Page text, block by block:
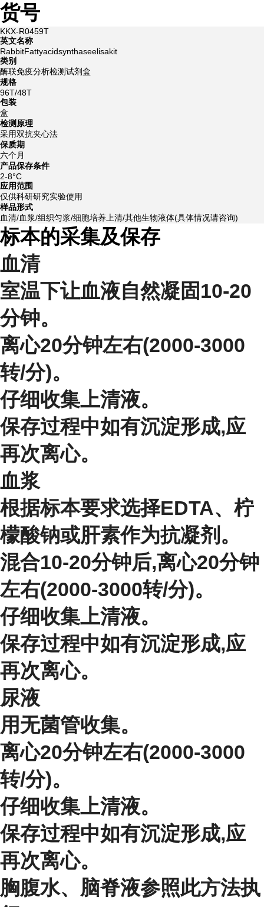
货号
KKX-R0459T
英文名称
RabbitFattyacidsynthaseelisakit
类别
酶联免疫分析检测试剂盒
规格
96T/48T
包装
盒
检测原理
采用双抗夹心法
保质期
六个月
产品保存条件
2-8°C
应用范围
仅供科研研究实验使用
样品形式
血清/血浆/组织匀浆/细胞培养上清/其他生物液体(具体情况请咨询)
标本的采集及保存
血清
室温下让血液自然凝固10-20
分钟。
离心20分钟左右(2000-3000
转/分)。
仔细收集上清液。
保存过程中如有沉淀形成,应
再次离心。
血浆
根据标本要求选择EDTA、柠
檬酸钠或肝素作为抗凝剂。
混合10-20分钟后,离心20分钟
左右(2000-3000转/分)。
仔细收集上清液。
保存过程中如有沉淀形成,应
再次离心。
尿液
用无菌管收集。
离心20分钟左右(2000-3000
转/分)。
仔细收集上清液。
保存过程中如有沉淀形成,应
再次离心。
胸腹水、脑脊液参照此方法执